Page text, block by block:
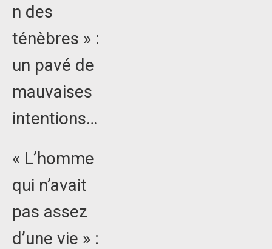
n des
ténèbres » :
un pavé de
mauvaises
intentions…
« L’homme
qui n’avait
pas assez
d’une vie » :